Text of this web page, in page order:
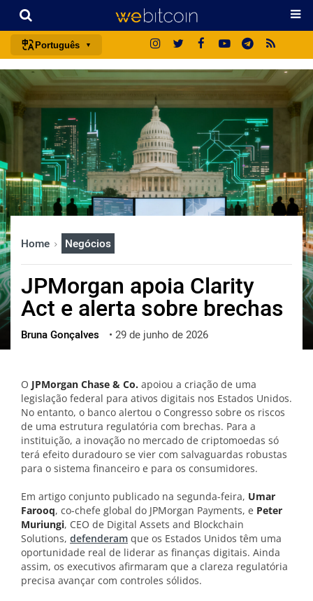
Português
português (BR)
español
français
italiano
deutsch
日本語
русский
العربية
ไทย
ქართული
Home Negócios
JPMorgan apoia Clarity
Act e alerta sobre brechas
Bruna Gonçalves • 29 de junho de 2026
O JPMorgan Chase & Co. apoiou a criação de uma
legislação federal para ativos digitais nos Estados Unidos.
No entanto, o banco alertou o Congresso sobre os riscos
de uma estrutura regulatória com brechas. Para a
instituição, a inovação no mercado de criptomoedas só
terá efeito duradouro se vier com salvaguardas robustas
para o sistema financeiro e para os consumidores.
Em artigo conjunto publicado na segunda-feira, Umar
Farooq, co-chefe global do JPMorgan Payments, e Peter
Muriungi, CEO de Digital Assets and Blockchain
Solutions, defenderam que os Estados Unidos têm uma
oportunidade real de liderar as finanças digitais. Ainda
assim, os executivos afirmaram que a clareza regulatória
precisa avançar com controles sólidos.